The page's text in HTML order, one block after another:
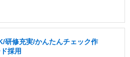
研修充実/かんたんチェック作
採用